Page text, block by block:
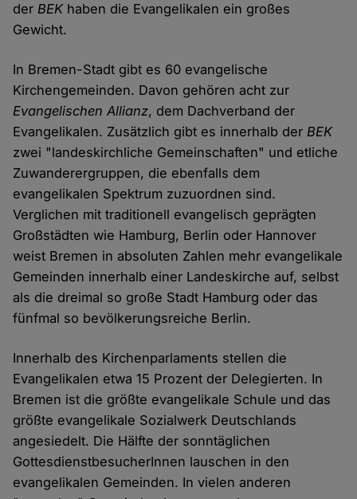
derBEKhaben die Evangelikalen ein großes
Gewicht.
In Bremen-Stadt gibt es 60 evangelische
Kirchengemeinden. Davon gehören acht zur
Evangelischen Allianz, dem Dachverband der
Evangelikalen. Zusätzlich gibt es innerhalb derBEK
zwei "landeskirchliche Gemeinschaften" und etliche
Zuwanderergruppen, die ebenfalls dem
evangelikalen Spektrum zuzuordnen sind.
Verglichen mit traditionell evangelisch geprägten
Großstädten wie Hamburg, Berlin oder Hannover
weist Bremen in absoluten Zahlen mehr evangelikale
Gemeinden innerhalb einer Landeskirche auf, selbst
als die dreimal so große Stadt Hamburg oder das
fünfmal so bevölkerungsreiche Berlin.
Innerhalb des Kirchenparlaments stellen die
Evangelikalen etwa 15 Prozent der Delegierten. In
Bremen ist die größte evangelikale Schule und das
größte evangelikale Sozialwerk Deutschlands
angesiedelt. Die Hälfte der sonntäglichen
GottesdienstbesucherInnen lauschen in den
evangelikalen Gemeinden. In vielen anderen